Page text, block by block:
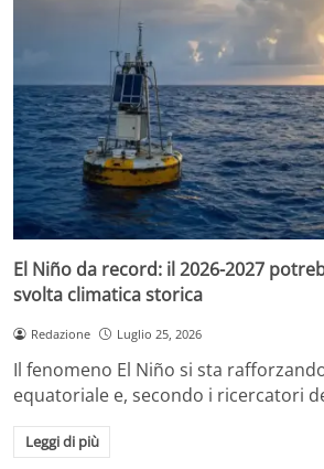
El Niño da record: il 2026-2027
svolta climatica storica
Redazione Luglio 25, 2026
Il fenomeno El Niño si sta
equatoriale e, secondo i ricercatori
Leggi di più